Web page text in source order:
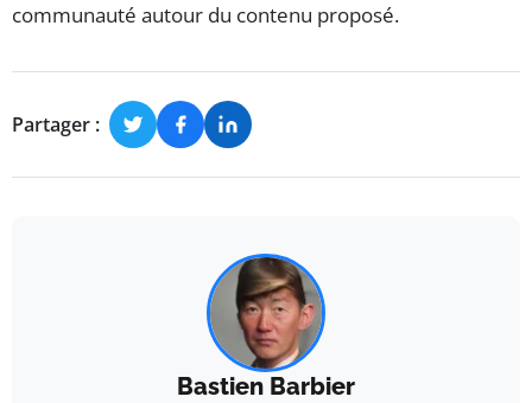
communauté autour du contenu proposé.
Partager :
Bastien Barbier